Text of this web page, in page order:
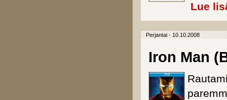
Lue
Perjantai - 10.10.2008
Iron Man